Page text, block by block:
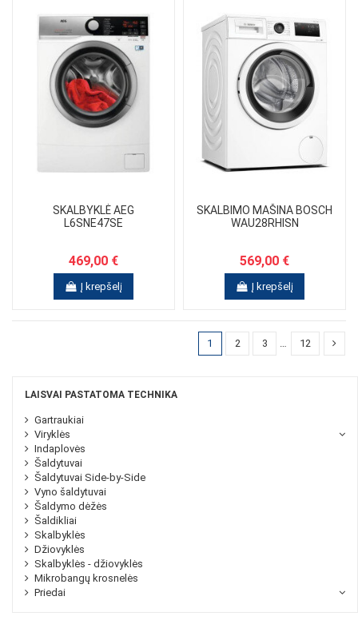
SKALBYKLĖ AEG
L6SNE47SE
469,00 €
Į krepšelį
SKALBIMO MAŠINA BOSCH
WAU28RHISN
569,00 €
Į krepšelį
1 2 3 … 12
LAISVAI PASTATOMA TECHNIKA
Gartraukiai
Viryklės
Indaplovės
Šaldytuvai
Šaldytuvai Side-by-Side
Vyno šaldytuvai
Šaldymo dėžės
Šaldikliai
Skalbyklės
Džiovyklės
Skalbyklės - džiovyklės
Mikrobangų krosnelės
Priedai